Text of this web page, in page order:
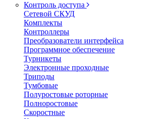
Контроль доступа
Сетевой СКУД
Комплекты
Контроллеры
Преобразователи интерфейса
Программное обеспечение
Турникеты
Электронные проходные
Триподы
Тумбовые
Полуростовые роторные
Полноростовые
Скоростные